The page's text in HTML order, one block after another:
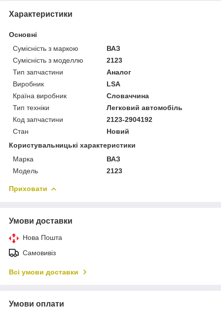
Характеристики
Основні
Сумісність з маркою
ВАЗ
Сумісність з моделлю
2123
Тип запчастини
Аналог
Виробник
LSA
Країна виробник
Словаччина
Тип техніки
Легковий автомобіль
Код запчастини
2123-2904192
Стан
Новий
Користувальницькі характеристики
Марка
ВАЗ
Модель
2123
Приховати
Умови доставки
Нова Пошта
Самовивіз
Всі умови доставки
Умови оплати